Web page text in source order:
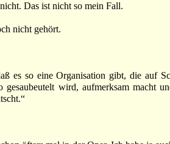
Das ist nicht so mein Fall.
nicht gehört.
es so eine Organisation gibt, die auf
wird, aufmerksam macht